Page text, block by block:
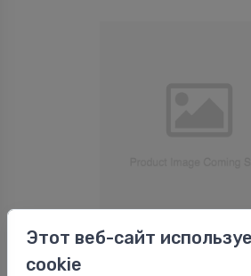
Nerūsējošā tērauda sistēmas
⬤Sanpress Inox sienas līkums 15 x
Этот веб-сайт
cookie